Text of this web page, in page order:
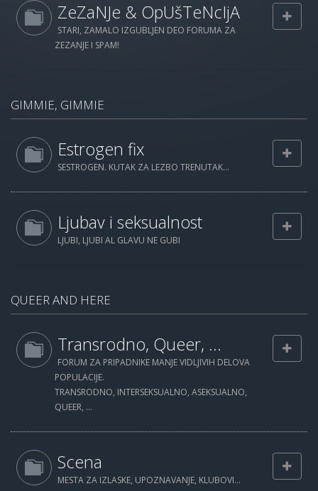
ZeZaNJe & OpUšTeNcIjA
STARI, ZAMALO IZGUBLJEN DEO FORUMA ZA
ZEZANJE I SPAM!
GIMMIE, GIMMIE
Estrogen fix
SESTROGEN. KUTAK ZA LEZBO TRENUTAK...
Ljubav i seksualnost
LJUBI, LJUBI AL GLAVU NE GUBI
QUEER AND HERE
Transrodno, Queer, ...
FORUM ZA PRIPADNIKE MANJE VIDLJIVIH DELOVA
POPULACIJE.
TRANSRODNO, INTERSEKSUALNO, ASEKSUALNO,
QUEER, ...
Scena
MESTA ZA IZLASKE, UPOZNAVANJE, KLUBOVI...